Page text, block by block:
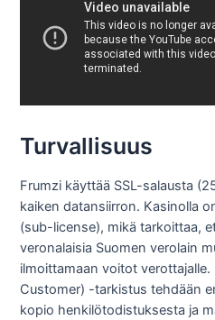
Turvallisuus
Frumzi käyttää SSL-salausta
kaiken datansiirron. Kasinolla
(sub-license), mikä tarkoittaa,
veronalaisia Suomen verolain
ilmoittamaan voitot
Customer) -tarkistus tehdään
kopio henkilötodistuksesta ja